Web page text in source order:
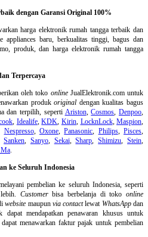
dengan Garansi Original 100%
harga elektronik rumah tangga terbaik dan
appliances baru, berkualitas tinggi, bagus dan
produk, dan harga elektronik rumah tangga
Terpercaya
oleh toko onlineJualElektronik.com untuk
produkoriginal dengan kualitas bagus
dan terpilih, seperti Ariston,Cosmos,Denpoo,
, Idealife,KDK, Kirin, LocknLock,Maspion,
Nespresso, Oxone,Panasonic, Philips, Pisces,
Sanken, Sanyo, Sekai,Sharp,Shimizu,Stein,
.
ke Seluruh Indonesia
pembelian ke seluruh Indonesia, seperti
Customerbisa berbelanja di tokoonline
website maupun via contactlewat WhatsAppdan
mendapatkan penawaran khusus untuk
menawarkan faktur pajak untuk pembelian